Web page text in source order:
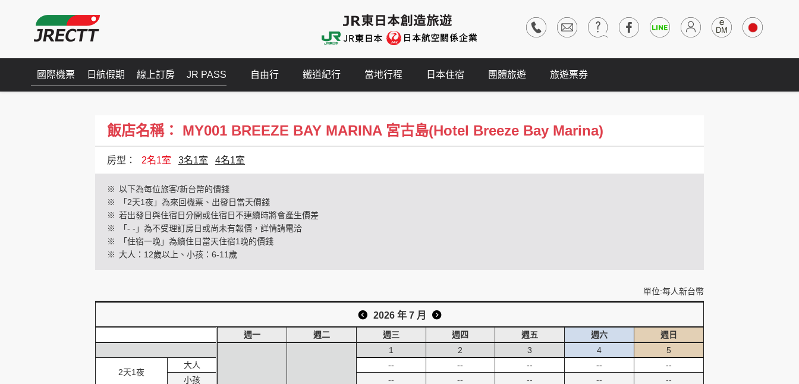
國際機票 日航假期 線上訂房 JR PASS 自由行 鐵道紀行 當地行程 日本住宿 團體旅遊 旅遊票券
飯店名稱： MY001 BREEZE BAY MARINA 宮古島(Hotel Breeze Bay Marina)
房型： 2名1室 3名1室 4名1室
※ 以下為每位旅客/新台幣的價錢
※
「2天1夜」為來回機票、出發日當天價錢
※ 若出發日與住宿日分開或住宿日不連續時將會產生價差
※
「- -」為不受理訂房日或尚未有報價，詳情請電洽
※
「住宿一晚」為續住日當天住宿1晚的價錢
※ 大人：12歲以上、小孩：6-11歲
單位:每人新台幣
2026 年 7 月
2天1夜
大人
小孩
週一 週二 週三 週四 週五 週六
週日
1
--
--
2
--
--
3
--
--
4
--
--
5
--
--